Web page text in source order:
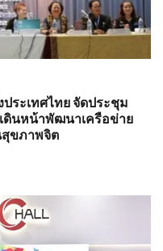
ระเทศไทย จัดประชุม
ดินหน้าพัฒนาเครือข่าย
สุขภาพจิต